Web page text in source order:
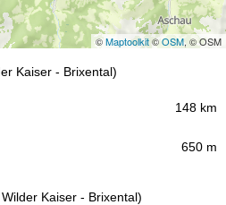
©Maptoolkit©OSM, © OSM
Kaiser - Brixental)
148 km
650 m
Kaiser - Brixental)